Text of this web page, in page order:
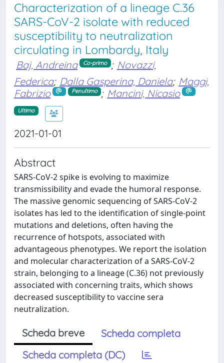
Characterization of a lineage C.36
SARS-CoV-2 isolate with reduced
susceptibility to neutralization
circulating in Lombardy, Italy
Baj, Andreina Co-primo ; Novazzi,
Federica; Dalla Gasperina, Daniela; Maggi,
Fabrizio
Penultimo ; Mancini, Nicasio
Ultimo
2021-01-01
Abstract
SARS-CoV-2 spike is evolving to maximize
transmissibility and evade the humoral response.
The massive genomic sequencing of SARS-CoV-2
isolates has led to the identification of single-point
mutations and deletions, often having the
recurrence of hotspots, associated with
advantageous phenotypes. We report the isolation
and molecular characterization of a SARS-CoV-2
strain, belonging to a lineage (C.36) not previously
associated with concerning traits, which shows
decreased susceptibility to vaccine sera
neutralization.
Scheda breve
Scheda completa
Scheda completa (DC)